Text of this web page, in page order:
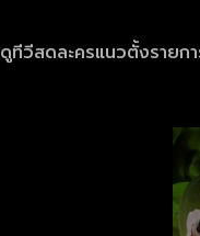
ดูทีวีสดละครแนวตั้งรายก